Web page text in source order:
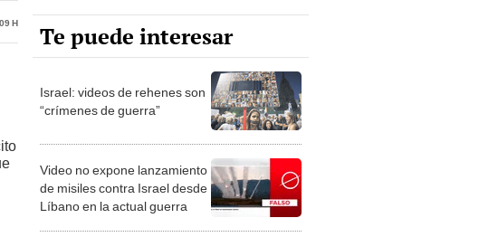
h Te puede interesar
Israel: videos de rehenes son
“crímenes de guerra”
Video no expone lanzamiento
de misiles contra Israel desde
Líbano en la actual guerra